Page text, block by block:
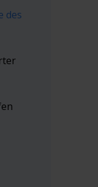
des